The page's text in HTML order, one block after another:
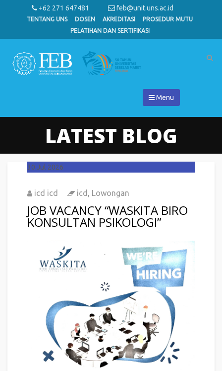
+62 271 647481 feb@unit.uns.ac.id
TENTANG UNS DOSEN AKREDITASI
PROSEDUR MUTU
PELATIHAN DAN SERTIFIKASI
Menu
LATEST BLOG
30 Jul 2026
icd icd icd , Lowongan
JOB VACANCY “WASKITA BIRO
KONSULTAN PSIKOLOGI”